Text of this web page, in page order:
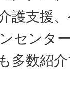
護支援
センタ
多数紹